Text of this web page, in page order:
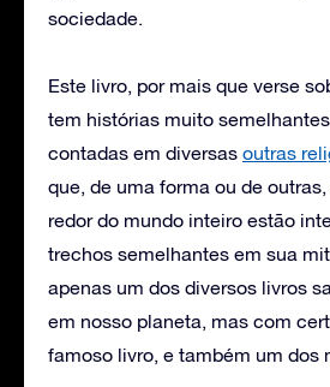
sociedade.
Este livro, por mais que verse
tem histórias muito
contadas em diversas outras
que, de uma forma ou de
redor do mundo inteiro estão
trechos semelhantes em sua
apenas um dos diversos livros
em nosso planeta, mas com
famoso livro, e também um dos